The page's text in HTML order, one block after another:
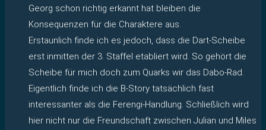
Georg schon richtig erkannt hat bleiben die
Konsequenzen für die Charaktere aus.
Erstaunlich finde ich es jedoch, dass die Dart-Scheibe
erst inmitten der 3. Staffel etabliert wird. So gehört die
Scheibe für mich doch zum Quarks wir das Dabo-Rad.
Eigentlich finde ich die B-Story tatsächlich fast
interessanter als die Ferengi-Handlung. Schließlich wird
hier nicht nur die Freundschaft zwischen Julian und Miles